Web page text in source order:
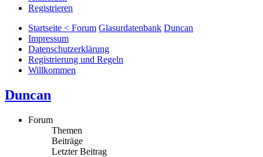
Registrieren
Startseite < Forum Glasurdatenbank Duncan
Impressum
Datenschutzerklärung
Registrierung und Regeln
Willkommen
Duncan
Forum
Themen
Beiträge
Letzter Beitrag